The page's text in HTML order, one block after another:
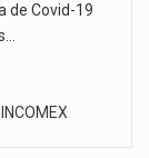
de Covid-19